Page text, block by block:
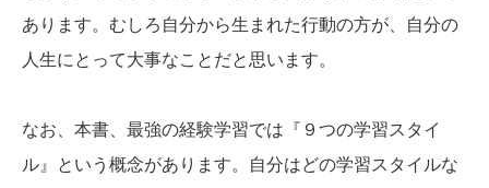
あります。むしろ自分から生まれた行動の方が、自分の
人生にとって大事なことだと思います。
なお、本書、最強の経験学習では『９つの学習スタイ
ル』という概念があります。自分はどの学習スタイルな